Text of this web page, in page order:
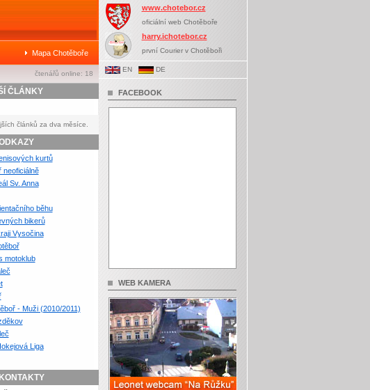
Mapa Chotěboře
čtenářů online: 18
ČLÁNKY
článků za dva měsíce.
kurtů
neoficiálně
Sv. Anna
běhu
bikerů
Vysočina
motoklub
- Muži (2010/2011)
Liga
www.chotebor.cz
oficiální web Chotěboře
harry.ichotebor.cz
první Courier v Chotěboři
EN DE
FACEBOOK
WEB KAMERA